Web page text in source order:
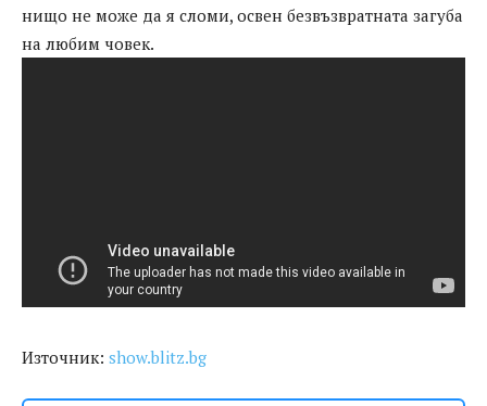
нищо не може да я сломи, освен безвъзвратната загуба
на любим човек.
Източник: show.blitz.bg